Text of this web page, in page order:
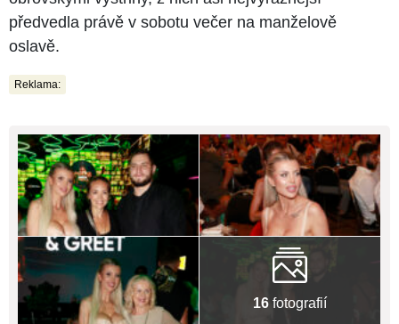
předvedla právě v sobotu večer na manželově
oslavě.
Reklama:
16 fotografií